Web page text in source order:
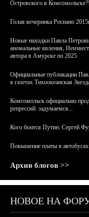
Островского в Комсомольске?!
Голая вечеринка Роснано
Новые находки Павла
аномальные явления,
автора в Амурске по 2025
Официальные публикации
в газетах Тихоокеанская
Комсомольск официально
репрессий: задумаемся...
Кого боится Путин: Сергей
Повышение платы в автобусах
Архив блогов >>
НОВОЕ НА